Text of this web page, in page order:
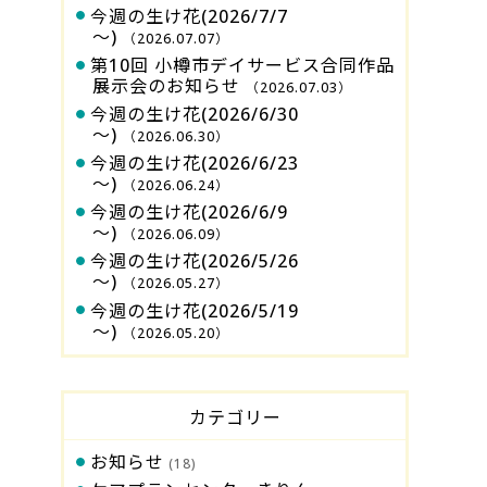
今週の生け花(2026/7/7
～)
（2026.07.07）
第10回 小樽市デイサービス合同作品
展示会のお知らせ
（2026.07.03）
今週の生け花(2026/6/30
～)
（2026.06.30）
今週の生け花(2026/6/23
～)
（2026.06.24）
今週の生け花(2026/6/9
～)
（2026.06.09）
今週の生け花(2026/5/26
～)
（2026.05.27）
今週の生け花(2026/5/19
～)
（2026.05.20）
カテゴリー
お知らせ (18)